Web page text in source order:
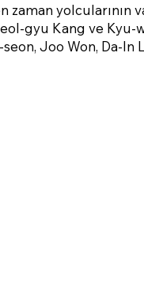
zaman
gyu Kang ve
Joo Won, Da-In